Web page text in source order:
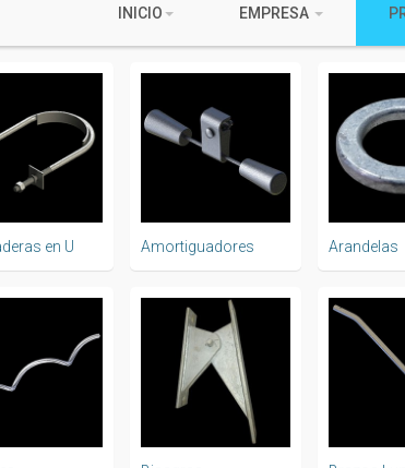
INICIO EMPRESA
en U Amortiguadores Arandelas